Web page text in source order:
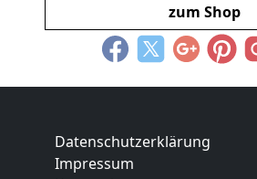
zum Shop
Datenschutzerklärung
Impressum